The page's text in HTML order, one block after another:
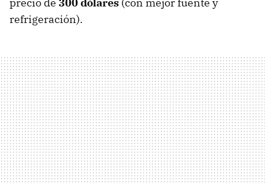
precio de 300 dólares (con mejor fuente y
refrigeración).